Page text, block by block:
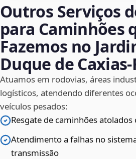
Outros Serviços
para Caminhões
Fazemos no
Duque de
Atuamos em rodovias, áreas
logísticos, atendendo diferentes
veículos pesados:
Resgate de caminhões
Atendimento a falhas no
transmissão